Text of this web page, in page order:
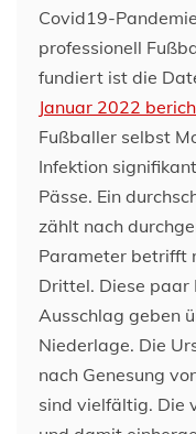
Covid19-
professionell
fundiert ist die
Januar 2022
Fußballer selbst
Infektion
Pässe. Ein
zählt nach
Parameter betrifft
Drittel. Diese paar
Ausschlag geben
Niederlage. Die
nach Genesung
sind vielfältig. Die